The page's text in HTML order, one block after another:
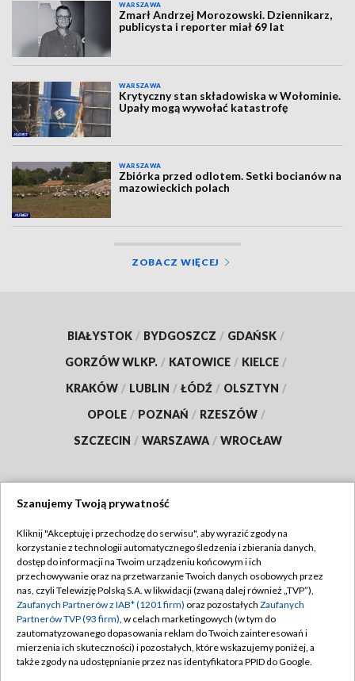
WARSZAWA
Zmarł Andrzej Morozowski. Dziennikarz,
publicysta i reporter miał 69 lat
WARSZAWA
Krytyczny stan składowiska w Wołominie.
Upały mogą wywołać katastrofę
WARSZAWA
Zbiórka przed odlotem. Setki bocianów na
mazowieckich polach
ZOBACZ WIĘCEJ
BIAŁYSTOK / BYDGOSZCZ / GDAŃSK /
GORZÓW WLKP. / KATOWICE / KIELCE /
KRAKÓW / LUBLIN / ŁÓDŹ / OLSZTYN /
OPOLE / POZNAŃ / RZESZÓW /
SZCZECIN / WARSZAWA / WROCŁAW
TVP
Abonament TVP
Emisja w TVP
Centrum informacji TVP
Naziemna Telewizja Cyfrowa
Regulamin TVP
Polityka prywatności
Moje zgody
Pomoc
Szanujemy Twoją prywatność
Kliknij "Akceptuję i przechodzę do serwisu", aby wyrazić zgody na
korzystanie z technologii automatycznego śledzenia i zbierania danych,
dostęp do informacji na Twoim urządzeniu końcowym i ich
przechowywanie oraz na przetwarzanie Twoich danych osobowych przez
nas, czyli Telewizję Polską S.A. w likwidacji (zwaną dalej również „TVP”),
Zaufanych Partnerów z IAB* (1201 firm) oraz pozostałych Zaufanych
Partnerów TVP (93 firm), w celach marketingowych (w tym do
zautomatyzowanego dopasowania reklam do Twoich zainteresowań i
mierzenia ich skuteczności) i pozostałych, które wskazujemy poniżej, a
także zgody na udostępnianie przez nas identyfikatora PPID do Google.